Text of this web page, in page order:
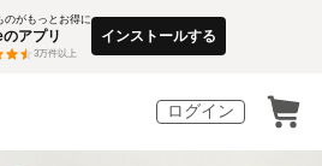
のがもっとお得に
アプリ
3万件以上
インストールする
ログイン